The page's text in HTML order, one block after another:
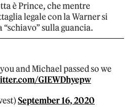
è Prince, che mentre
legale con la Warner si
sulla guancia.
and Michael passed so we
GIEWDhyepw
September 16, 2020